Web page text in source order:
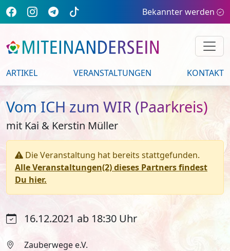
Bekannter werden
ARTIKEL VERANSTALTUNGEN KONTAKT
Vom ICH zum WIR (Paarkreis)
mit Kai & Kerstin Müller
Die Veranstaltung hat bereits stattgefunden.
Alle Veranstaltungen(2) dieses Partners findest
Du hier.
16.12.2021 ab 18:30 Uhr
Zauberwege e.V.